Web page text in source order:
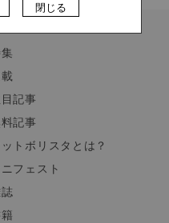
記事
記事
トボリスタとは？
フェスト
閉じる